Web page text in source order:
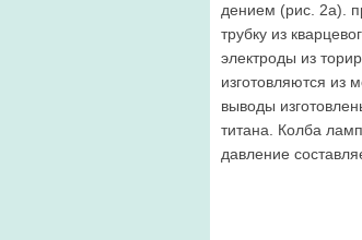
дением (рис. 2а).
трубку из
электроды из
изготовляются из
выводы
титана. Колба
давление